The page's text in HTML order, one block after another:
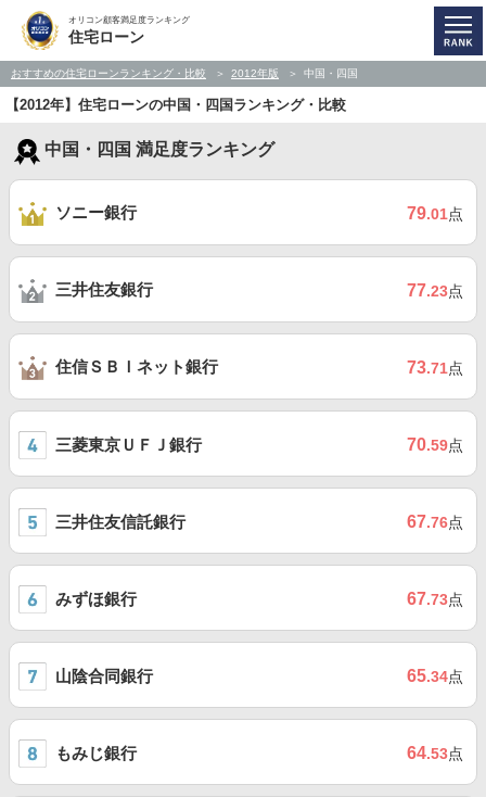
オリコン顧客満足度ランキング
住宅ローン
おすすめの住宅ローンランキング・比較 2012年版 中国・四国
【2012年】住宅ローンの中国・四国ランキング・比較
中国・四国 満足度ランキング
ソニー銀行 79.01点
三井住友銀行 77.23点
住信ＳＢＩネット銀行 73.71点
三菱東京ＵＦＪ銀行 70.59点
三井住友信託銀行 67.76点
みずほ銀行 67.73点
山陰合同銀行 65.34点
もみじ銀行 64.53点